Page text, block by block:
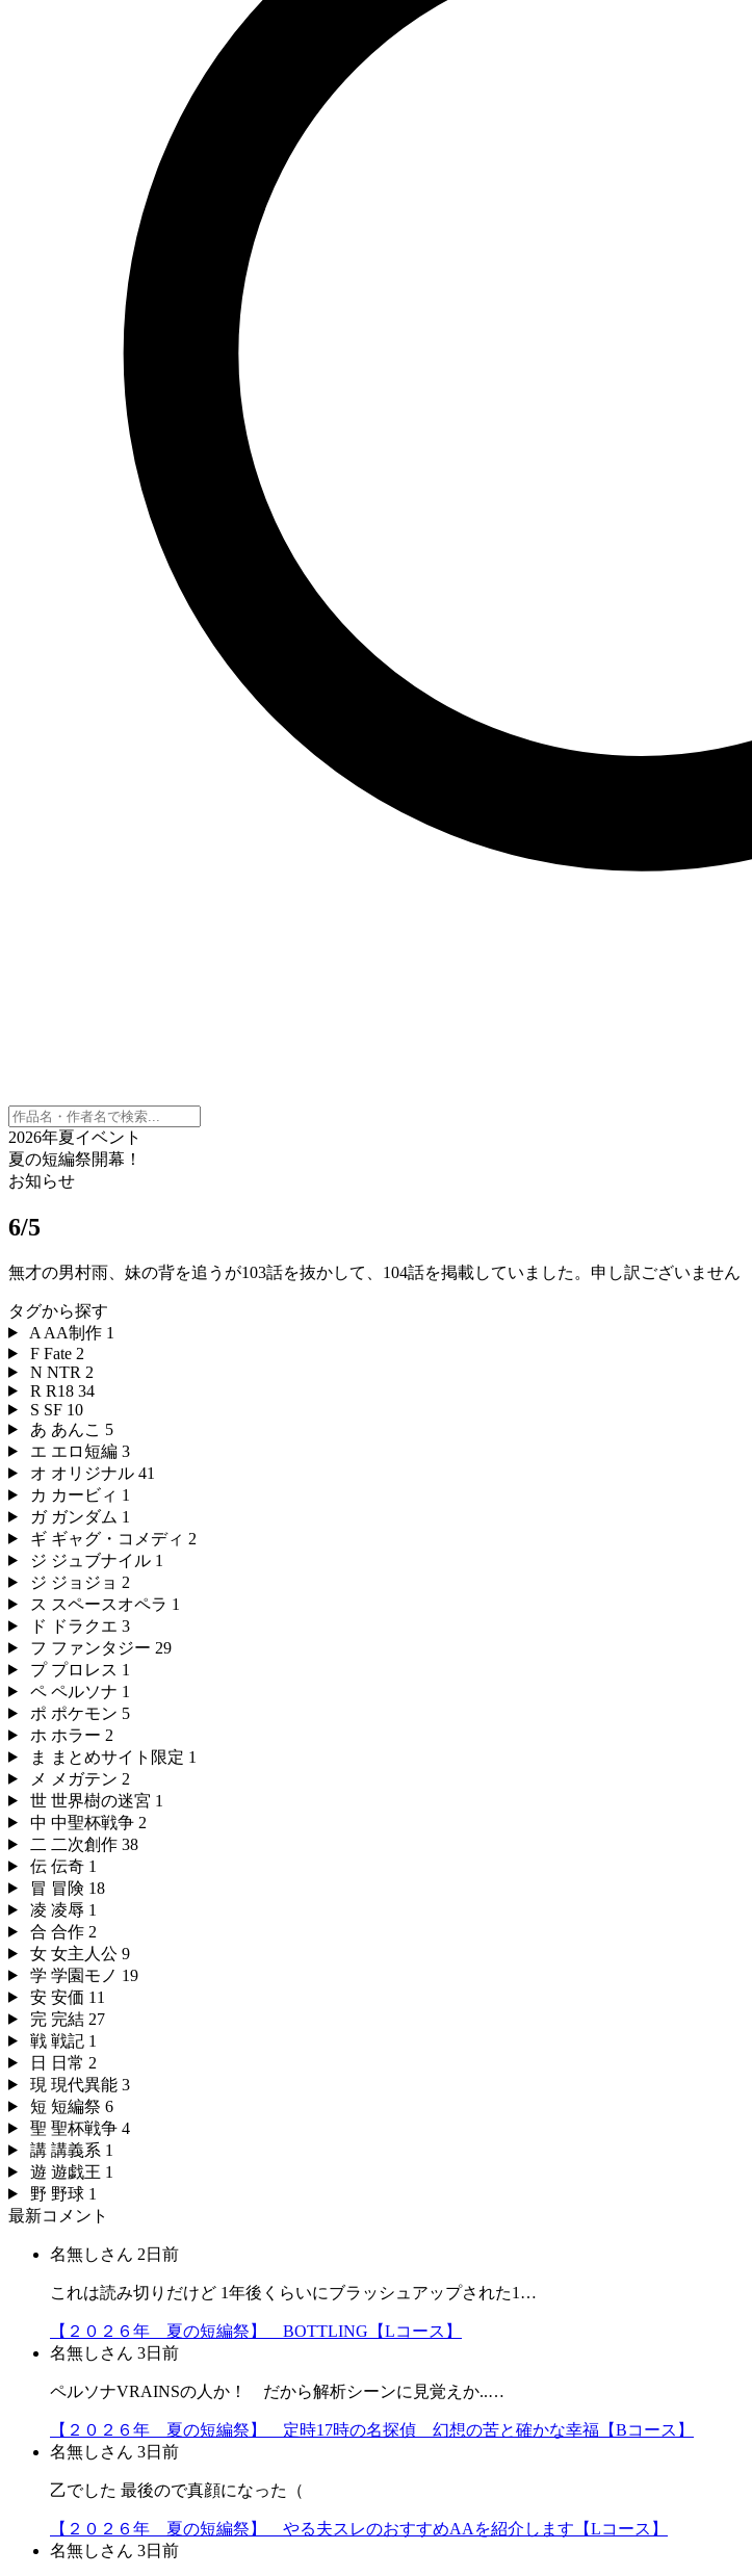
2026年夏イベント
夏の短編祭開幕！
お知らせ
6/5
無才の男村雨、妹の背を追うが103話を抜かして、104話を掲載していました。申し訳ございません
タグから探す
A AA制作 1
F Fate 2
N NTR 2
R R18 34
S SF 10
あ あんこ 5
エ エロ短編 3
オ オリジナル 41
カ カービィ 1
ガ ガンダム 1
ギ ギャグ・コメディ 2
ジ ジュブナイル 1
ジ ジョジョ 2
ス スペースオペラ 1
ド
ドラクエ 3
フ ファンタジー 29
プ プロレス 1
ペ ペルソナ 1
ポ ポケモン 5
ホ ホラー 2
ま
まとめサイト限定 1
メ
メガテン 2
世 世界樹の迷宮 1
中 中聖杯戦争 2
二 二次創作 38
伝 伝奇 1
冒 冒険 18
凌 凌辱 1
合 合作 2
女 女主人公 9
学 学園モノ 19
安 安価 11
完 完結 27
戦 戦記 1
日
日常 2
現 現代異能 3
短 短編祭 6
聖 聖杯戦争 4
講 講義系 1
遊 遊戯王 1
野 野球 1
最新コメント
名無しさん 2日前
これは読み切りだけど 1年後くらいにブラッシュアップされた1…
【２０２６年 夏の短編祭】 BOTTLING【Lコース】
名無しさん 3日前
ペルソナVRAINSの人か！ だから解析シーンに見覚えか..…
【２０２６年 夏の短編祭】 定時17時の名探偵 幻想の苦と確かな幸福【Bコース】
名無しさん 3日前
乙でした 最後ので真顔になった（
【２０２６年 夏の短編祭】 やる夫スレのおすすめAAを紹介します【Lコース】
名無しさん 3日前